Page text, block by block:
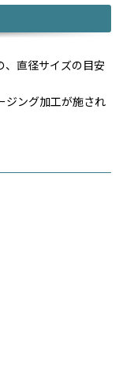
直径サイズの目安
ング加工が施され